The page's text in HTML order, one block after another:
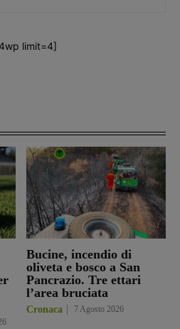
Bucine, incendio di
oliveta e bosco a San
Pancrazio. Tre ettari
l’area bruciata
Cronaca 7 Agosto 2026
limit=4]